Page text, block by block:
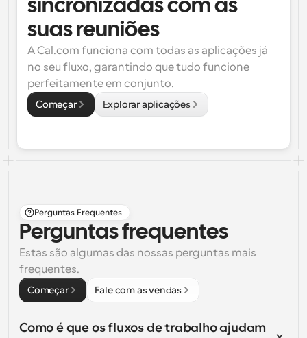
sincronizadas com as
suas reuniões
A Cal.com funciona com todas as aplicações já
no seu fluxo, garantindo que tudo funcione
perfeitamente em conjunto.
Começar Explorar aplicações
Perguntas Frequentes
Perguntas frequentes
Estas são algumas das nossas perguntas mais
frequentes.
Começar Fale com as vendas
Como é que os fluxos de trabalho ajudam